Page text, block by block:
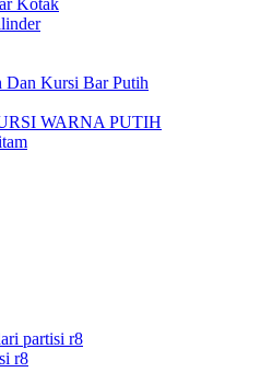
Kotak
Dan Kursi Bar Putih
WARNA PUTIH
partisi r8
r8